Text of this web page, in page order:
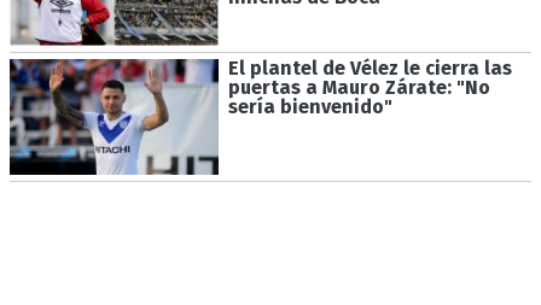
El plantel de Vélez le cierra las
puertas a Mauro Zárate: "No
sería bienvenido"